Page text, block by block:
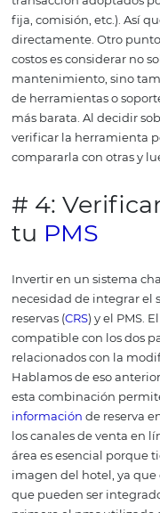
eficiente de los
inversión, el valor
manager de tu hotel
posible. Si la
automatización, las
son realmente
tiene una
canales
línea.
Al elegir la
revisar
acción asegurará
ya están en uso en
convertirse en
sistemas de channel
cientos de canales
distingue a los